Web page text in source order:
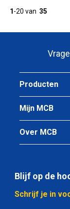
1-20 van 35
Producten
Mijn MCB
Over MCB
Blijf op de
Schrijf je in